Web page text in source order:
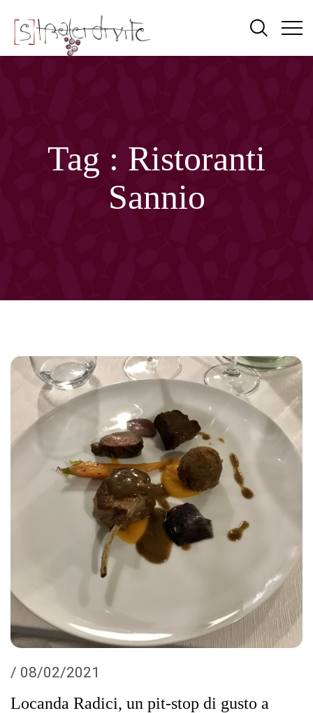
Tag : Ristoranti
Sannio
/ 08/02/2021
Locanda Radici, un pit-stop di gusto a